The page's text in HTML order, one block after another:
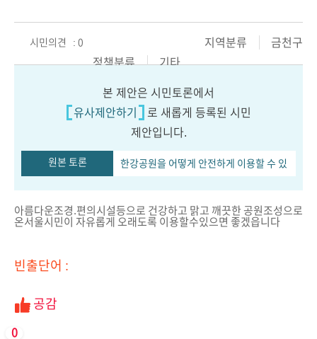
시민의견 : 0 지역분류
금천구
정책분류
기타
본 제안은 시민토론에서
유사제안하기
로 새롭게 등록된 시민
제안입니다.
원본 토론 한강공원을 어떻게 안전하게 이용할 수 있
을까요?
아름다운조경.편의시설등으로 건강하고 맑고 깨끗한 공원조성으로
온서울시민이 자유롭게 오래도록 이용할수있으면 좋겠읍니다
빈출단어 :
공감
0